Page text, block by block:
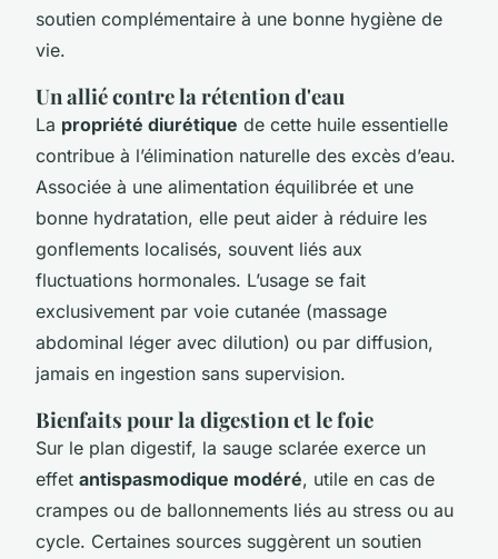
soutien complémentaire à une bonne hygiène de
vie.
Un allié contre la rétention d'eau
La propriété diurétique de cette huile essentielle
contribue à l’élimination naturelle des excès d’eau.
Associée à une alimentation équilibrée et une
bonne hydratation, elle peut aider à réduire les
gonflements localisés, souvent liés aux
fluctuations hormonales. L’usage se fait
exclusivement par voie cutanée (massage
abdominal léger avec dilution) ou par diffusion,
jamais en ingestion sans supervision.
Bienfaits pour la digestion et le foie
Sur le plan digestif, la sauge sclarée exerce un
effet antispasmodique modéré, utile en cas de
crampes ou de ballonnements liés au stress ou au
cycle. Certaines sources suggèrent un soutien